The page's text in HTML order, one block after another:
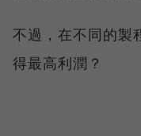
不過，在不同的製
得最高利潤？